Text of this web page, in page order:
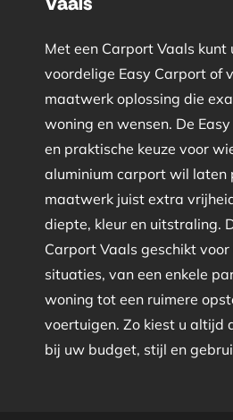
Met een Carport Vaals kunt
voordelige Easy Carport of
maatwerk oplossing die
woning en wensen. De
en praktische keuze voor
aluminium carport wil laten
maatwerk juist extra
diepte, kleur en uitstraling.
Carport Vaals geschikt
situaties, van een enkele
woning tot een ruimere
voertuigen. Zo kiest u altijd
bij uw budget, stijl en